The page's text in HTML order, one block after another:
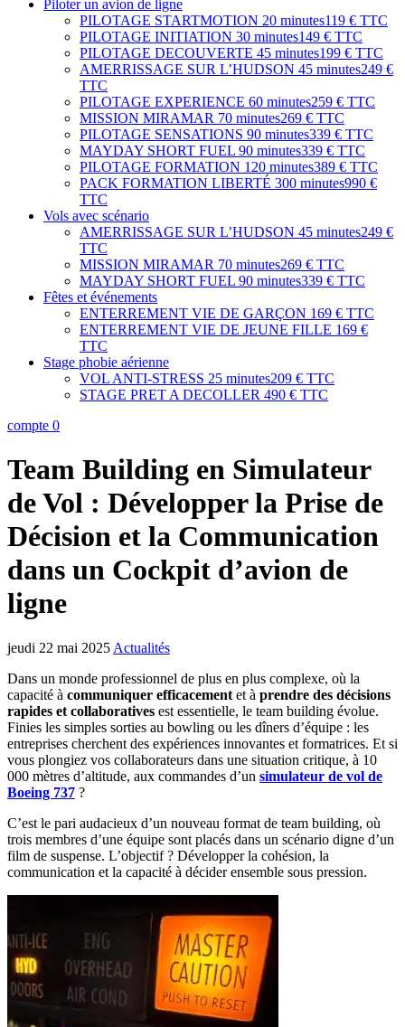
Piloter un avion de ligne
PILOTAGE STARTMOTION 20 minutes119 € TTC
PILOTAGE INITIATION 30 minutes149 € TTC
PILOTAGE DECOUVERTE 45 minutes199 € TTC
AMERRISSAGE SUR L’HUDSON 45 minutes249 €
TTC
PILOTAGE EXPERIENCE 60 minutes259 € TTC
MISSION MIRAMAR 70 minutes269 € TTC
PILOTAGE SENSATIONS 90 minutes339 € TTC
MAYDAY SHORT FUEL 90 minutes339 € TTC
PILOTAGE FORMATION 120 minutes389 € TTC
PACK FORMATION LIBERTÉ 300 minutes990 €
TTC
Vols avec scénario
AMERRISSAGE SUR L’HUDSON 45 minutes249 €
TTC
MISSION MIRAMAR 70 minutes269 € TTC
MAYDAY SHORT FUEL 90 minutes339 € TTC
Fêtes et événements
ENTERREMENT VIE DE GARÇON 169 € TTC
ENTERREMENT VIE DE JEUNE FILLE 169 €
TTC
Stage phobie aérienne
VOL ANTI-STRESS 25 minutes209 € TTC
STAGE PRET A DECOLLER 490 € TTC
compte 0
Team Building en Simulateur
de Vol : Développer la Prise de
Décision et la Communication
dans un Cockpit d’avion de
ligne
jeudi 22 mai 2025 Actualités
Dans un monde professionnel de plus en plus complexe, où la
capacité à communiquer efficacement et à prendre des décisions
rapides et collaboratives est essentielle, le team building évolue.
Finies les simples sorties au bowling ou les dîners d’équipe : les
entreprises cherchent des expériences innovantes et formatrices. Et si
vous plongiez vos collaborateurs dans une situation critique, à 10
000 mètres d’altitude, aux commandes d’un simulateur de vol de
Boeing 737 ?
C’est le pari audacieux d’un nouveau format de team building, où
trois membres d’une équipe sont placés dans un scénario digne d’un
film de suspense. L’objectif ? Développer la cohésion, la
communication et la capacité à décider ensemble sous pression.